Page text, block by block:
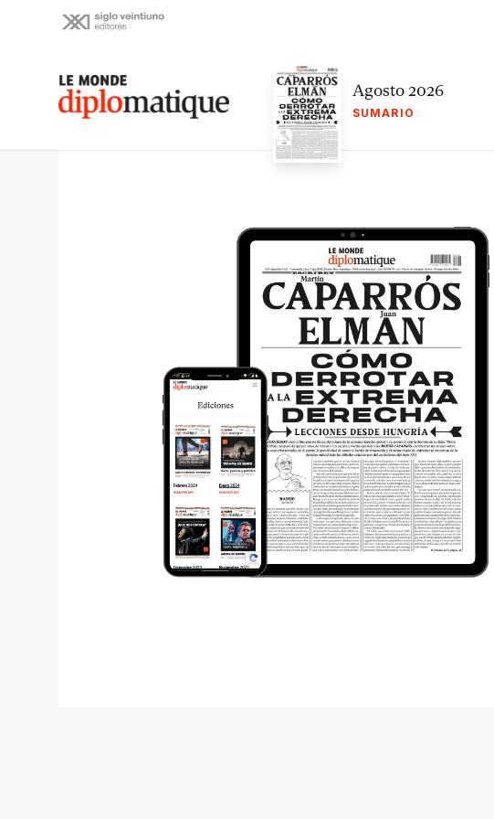
Le monde diplomatique Agosto 2026
SUMARIO